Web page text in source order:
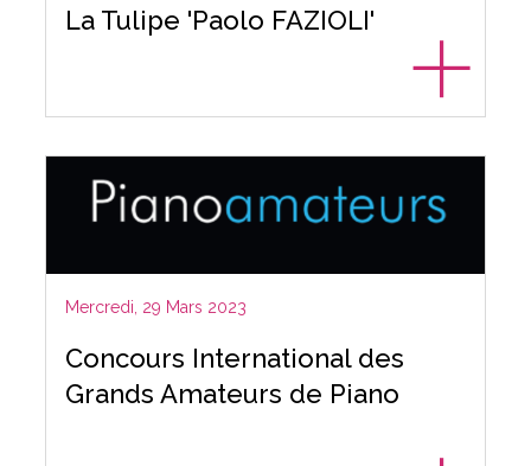
La Tulipe 'Paolo FAZIOLI'
Mercredi, 29 Mars 2023
Concours International des
Grands Amateurs de Piano